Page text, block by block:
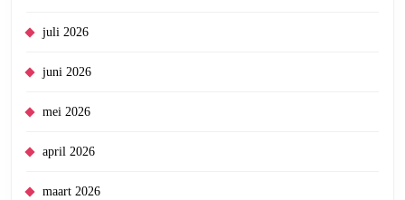
juli 2026
juni 2026
mei 2026
april 2026
maart 2026